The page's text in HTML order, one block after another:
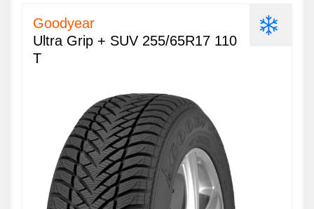
Goodyear
Ultra Grip + SUV 255/65R17 110
T